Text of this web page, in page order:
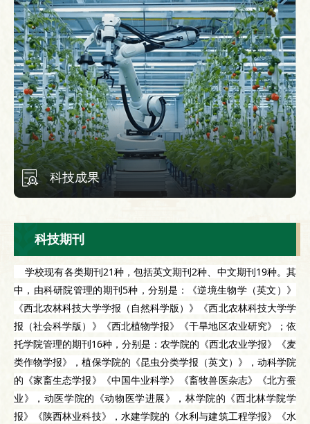
科技成果
科技期刊
学校现有各类期刊21种，包括英文期刊2种、中文期刊19种。其
中，由科研院管理的期刊5种，分别是：《逆境生物学（英文）》
《西北农林科技大学学报（自然科学版）》《西北农林科技大学学
报（社会科学版）》《西北植物学报》《干旱地区农业研究》；依
托学院管理的期刊16种，分别是：农学院的《西北农业学报》《麦
类作物学报》，植保学院的《昆虫分类学报（英文）》，动科学院
的《家畜生态学报》《中国牛业科学》《畜牧兽医杂志》《北方蚕
业》，动医学院的《动物医学进展》，林学院的《西北林学院学
报》《陕西林业科技》，水建学院的《水利与建筑工程学报》《水